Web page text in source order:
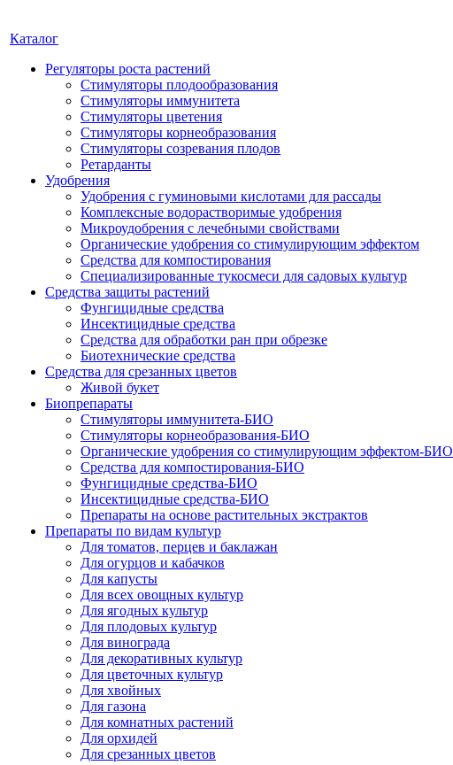
Каталог
Регуляторы роста растений
Стимуляторы плодообразования
Стимуляторы иммунитета
Стимуляторы цветения
Стимуляторы корнеобразования
Стимуляторы созревания плодов
Ретарданты
Удобрения
Удобрения с гуминовыми кислотами для рассады
Комплексные водорастворимые удобрения
Микроудобрения с лечебными свойствами
Органические удобрения со стимулирующим эффектом
Средства для компостирования
Специализированные тукосмеси для садовых культур
Средства защиты растений
Фунгицидные средства
Инсектицидные средства
Средства для обработки ран при обрезке
Биотехнические средства
Средства для срезанных цветов
Живой букет
Биопрепараты
Стимуляторы иммунитета-БИО
Стимуляторы корнеобразования-БИО
Органические удобрения со стимулирующим эффектом-БИО
Средства для компостирования-БИО
Фунгицидные средства-БИО
Инсектицидные средства-БИО
Препараты на основе растительных экстрактов
Препараты по видам культур
Для томатов, перцев и баклажан
Для огурцов и кабачков
Для капусты
Для всех овощных культур
Для ягодных культур
Для плодовых культур
Для винограда
Для декоративных культур
Для цветочных культур
Для хвойных
Для газона
Для комнатных растений
Для орхидей
Для срезанных цветов